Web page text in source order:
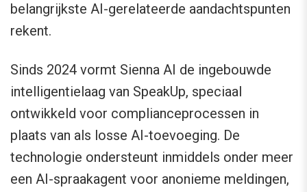
belangrijkste AI-gerelateerde aandachtspunten
rekent.
Sinds 2024 vormt Sienna AI de ingebouwde
intelligentielaag van SpeakUp, speciaal
ontwikkeld voor complianceprocessen in
plaats van als losse AI-toevoeging. De
technologie ondersteunt inmiddels onder meer
een AI-spraakagent voor anonieme meldingen,